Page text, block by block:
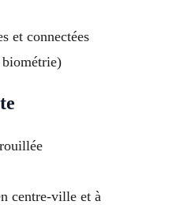
et connectées
biométrie)
centre-ville et à